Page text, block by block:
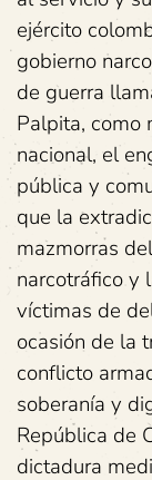
ejército
gobierno
de guerra
Palpita, como
nacional, el
pública y
que la
mazmorras
narcotráfico y
víctimas de
ocasión de la
conflicto
soberanía y
República de
dictadura